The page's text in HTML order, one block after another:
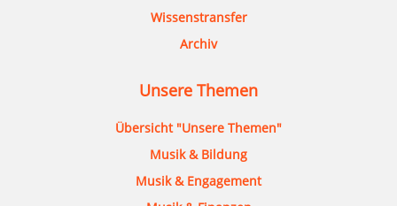
Wissenstransfer
Archiv
Unsere Themen
Übersicht "Unsere Themen"
Musik & Bildung
Musik & Engagement